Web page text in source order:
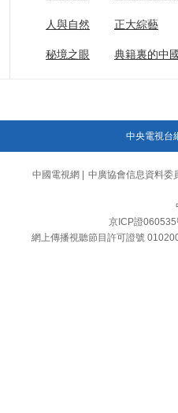
人與自然 正大綜藝
秘境之眼 典籍裏的中
中央電視台
中國電視網 中廣協會信息資料委
京ICP證060535
網上傳播視聽節目許可證號